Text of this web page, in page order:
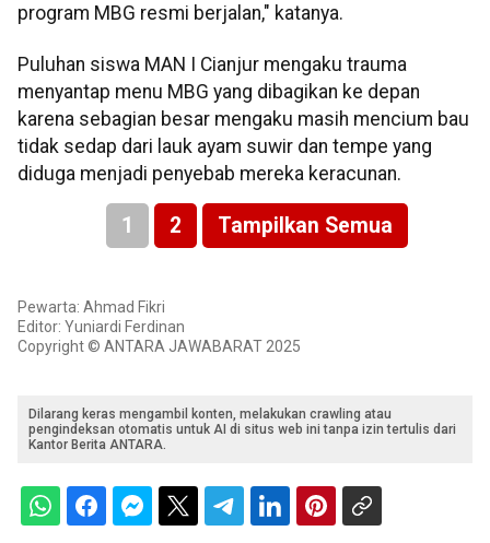
program MBG resmi berjalan," katanya.
Puluhan siswa MAN I Cianjur mengaku trauma
menyantap menu MBG yang dibagikan ke depan
karena sebagian besar mengaku masih mencium bau
tidak sedap dari lauk ayam suwir dan tempe yang
diduga menjadi penyebab mereka keracunan.
1 2 Tampilkan Semua
Pewarta: Ahmad Fikri
Editor: Yuniardi Ferdinan
Copyright © ANTARA JAWABARAT 2025
Dilarang keras mengambil konten, melakukan crawling atau
pengindeksan otomatis untuk AI di situs web ini tanpa izin tertulis dari
Kantor Berita ANTARA.